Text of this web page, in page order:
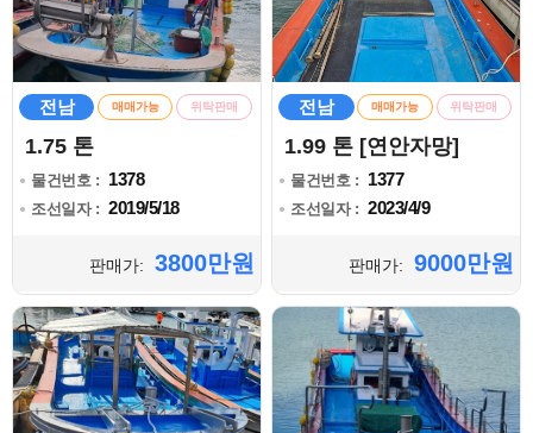
전남 매매가능 위탁판매
1.75 톤
물건번호 : 1378
조선일자 : 2019/5/18
판매가: 3800만원
전남 매매가능 위탁판매
1.99 톤 [연안자망]
물건번호 : 1377
조선일자 : 2023/4/9
판매가: 9000만원